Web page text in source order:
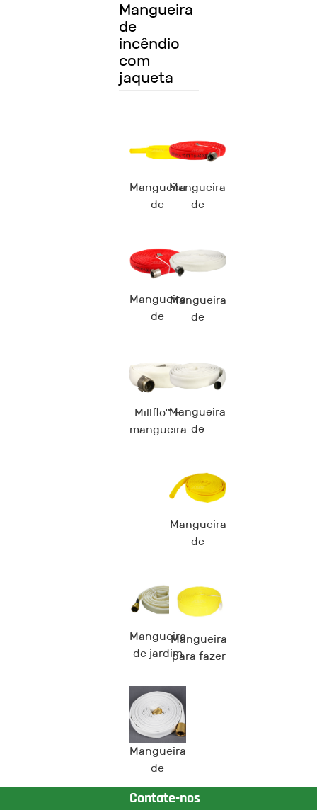
Mangueira
de
incêndio
com
jaqueta
Mangueira
de
AUS
Mangueira
de
Ironman™
Mangueira
de
AUD
Mangueira
de
Bushman™
(Tipo I)
Millflo™ E
mangueira
Mangueira
de
ANS
Mangueira
de
Bushman™
（Tipo II ）
Mangueira
de jardim
Mangueira
para fazer
Snowman™
Mangueira
de
incêndio
Rackman™
Contate-nos